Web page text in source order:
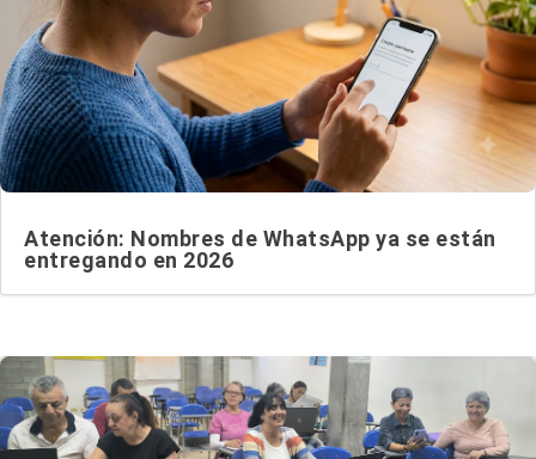
Atención: Nombres de WhatsApp ya se están
entregando en 2026